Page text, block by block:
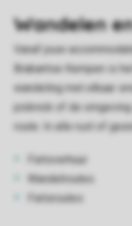
Wandelen
Vanaf jouw
Brabantse Kempen is
wandeling met elkaar
picknick of de
route. In alle rust of
Fietsverhuur
Wandelroutes
Fietsroutes